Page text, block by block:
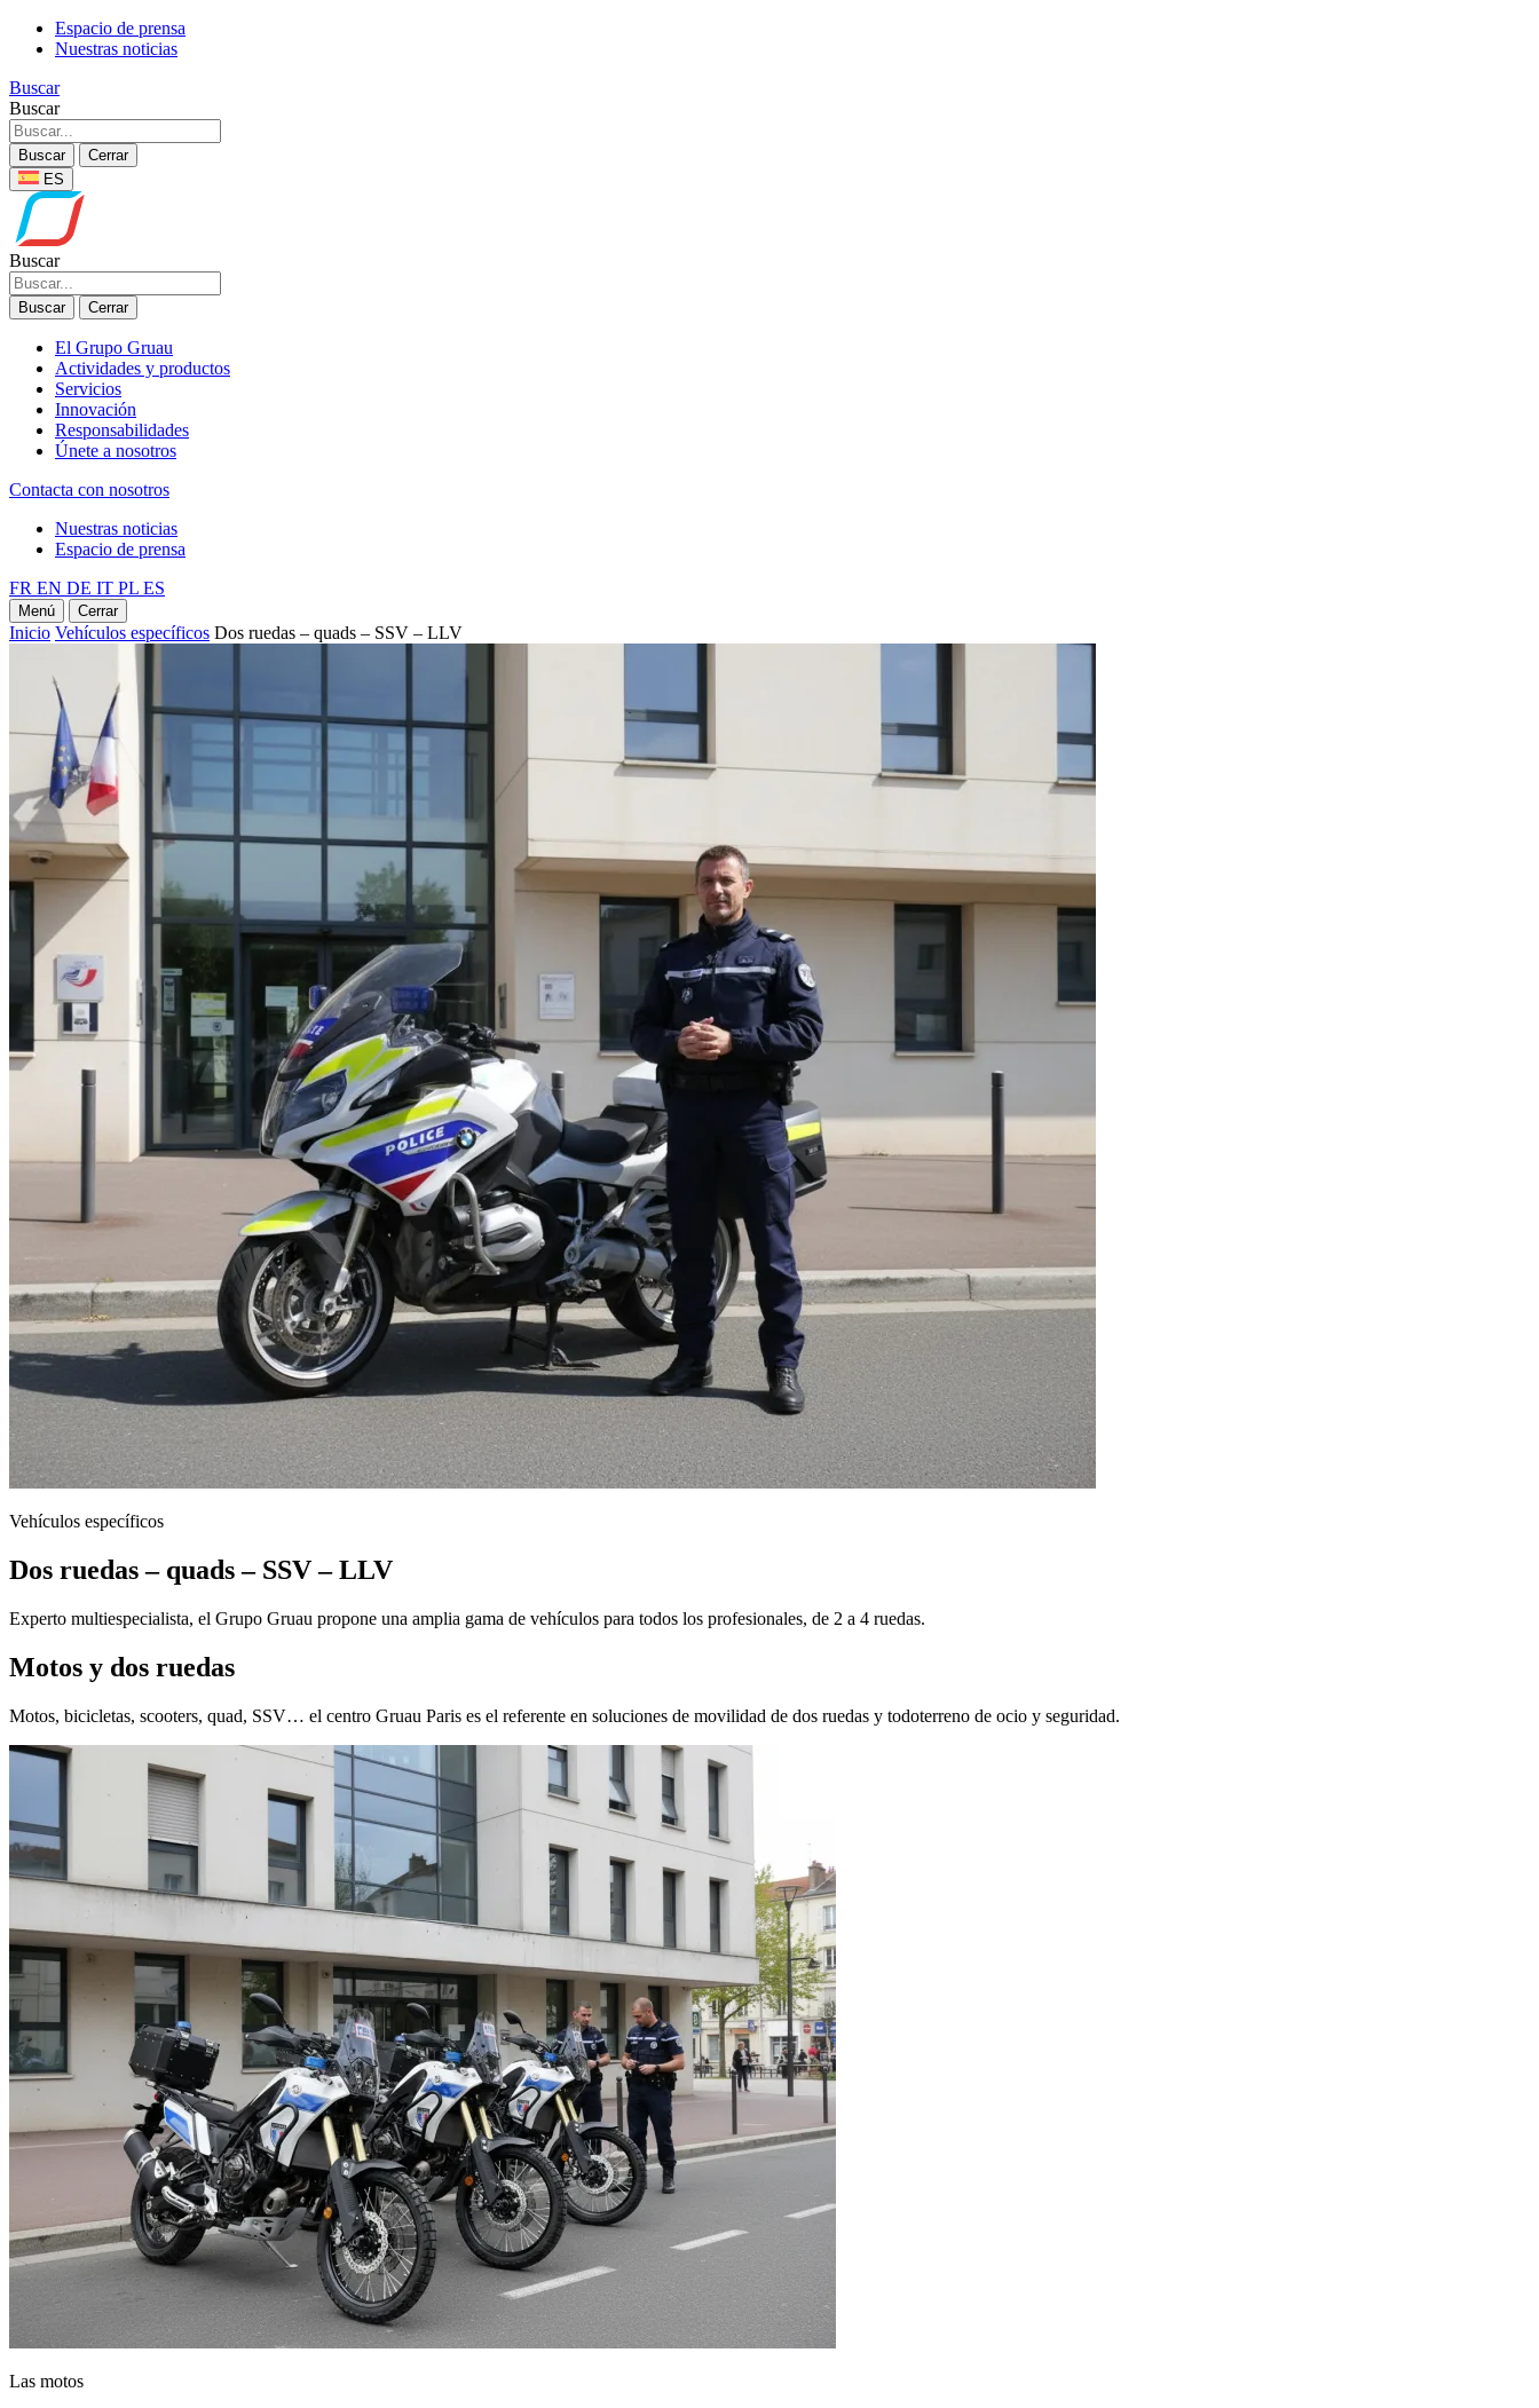
Espacio de prensa
Nuestras noticias
Buscar
Buscar
Buscar
Cerrar
ES
Buscar
Buscar Cerrar
El Grupo Gruau
Actividades y productos
Servicios
Innovación
Responsabilidades
Únete a nosotros
Contacta con nosotros
Nuestras noticias
Espacio de prensa
FR EN DE IT PL ES
Menú Cerrar
Inicio Vehículos específicos Dos ruedas – quads – SSV – LLV
Vehículos específicos
Dos ruedas – quads – SSV – LLV
Experto multiespecialista, el Grupo Gruau propone una amplia gama de vehículos para todos los profesionales, de 2 a 4 ruedas.
Motos y dos ruedas
Motos, bicicletas, scooters, quad, SSV… el centro Gruau Paris es el referente en soluciones de movilidad de dos ruedas y todoterreno de ocio y seguridad.
Las motos